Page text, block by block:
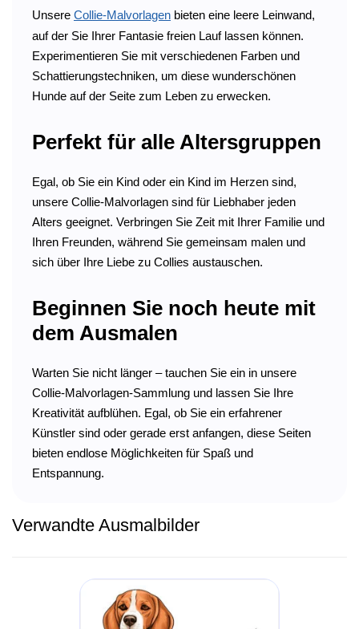
Unsere Collie-Malvorlagen bieten eine leere Leinwand,
auf der Sie Ihrer Fantasie freien Lauf lassen können.
Experimentieren Sie mit verschiedenen Farben und
Schattierungstechniken, um diese wunderschönen
Hunde auf der Seite zum Leben zu erwecken.
Perfekt für alle Altersgruppen
Egal, ob Sie ein Kind oder ein Kind im Herzen sind,
unsere Collie-Malvorlagen sind für Liebhaber jeden
Alters geeignet. Verbringen Sie Zeit mit Ihrer Familie und
Ihren Freunden, während Sie gemeinsam malen und
sich über Ihre Liebe zu Collies austauschen.
Beginnen Sie noch heute mit
dem Ausmalen
Warten Sie nicht länger – tauchen Sie ein in unsere
Collie-Malvorlagen-Sammlung und lassen Sie Ihre
Kreativität aufblühen. Egal, ob Sie ein erfahrener
Künstler sind oder gerade erst anfangen, diese Seiten
bieten endlose Möglichkeiten für Spaß und
Entspannung.
Verwandte Ausmalbilder